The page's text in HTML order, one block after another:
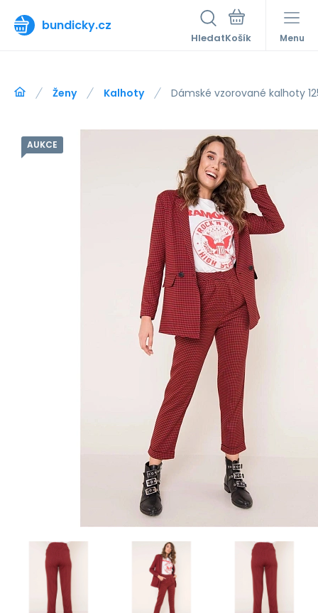
bundicky.cz
Hledat Menu
Ženy Kalhoty Dámské vzorované kalhoty
AUKCE